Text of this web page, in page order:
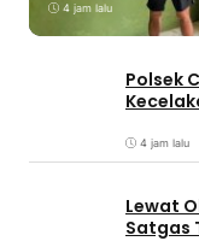
4 jam lalu
Polsek
4 jam lalu
Lewat
Satgas